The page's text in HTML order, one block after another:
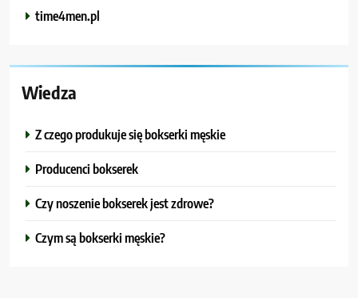
time4men.pl
Wiedza
Z czego produkuje się bokserki męskie
Producenci bokserek
Czy noszenie bokserek jest zdrowe?
Czym są bokserki męskie?